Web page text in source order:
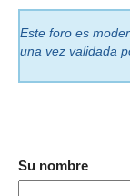
Este foro es
una vez validada
Su nombre